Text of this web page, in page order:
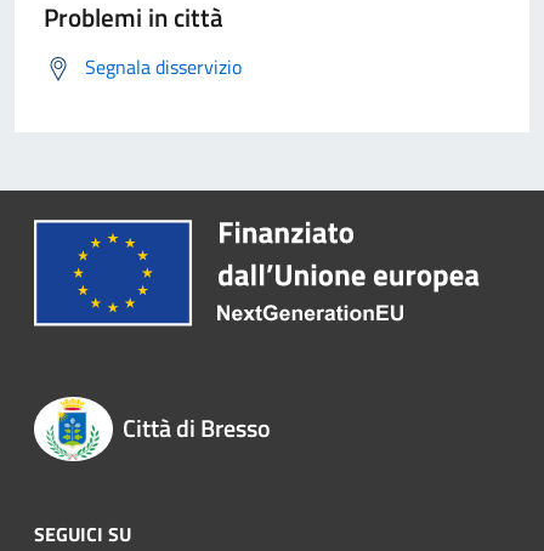
Problemi in città
Segnala disservizio
Città di Bresso
SEGUICI SU